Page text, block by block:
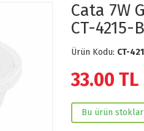
Cata 7W
CT-4215-B
Ürün Kodu: CT-
33.00 TL
Bu ürün